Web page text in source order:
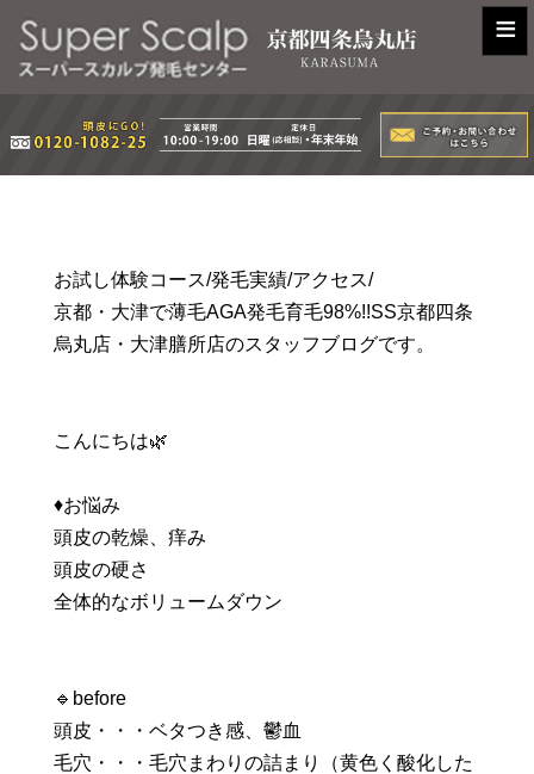
≡
お試し体験コース/発毛実績/アクセス/
京都・大津で薄毛AGA発毛育毛98%!!SS京都四条
烏丸店・大津膳所店のスタッフブログです。
こんにちは🌿
♦️お悩み
頭皮の乾燥、痒み
頭皮の硬さ
全体的なボリュームダウン
🔹before
頭皮・・・ベタつき感、鬱血
毛穴・・・毛穴まわりの詰まり（黄色く酸化した